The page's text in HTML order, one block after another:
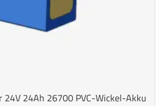
24V 24Ah 26700 PVC-Wickel-Akku